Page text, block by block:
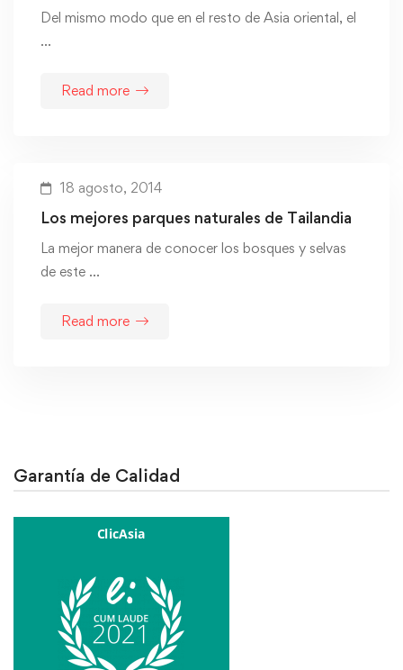
Del mismo modo que en el resto de Asia oriental, el
…
Read more
18 agosto, 2014
Los mejores parques naturales de Tailandia
La mejor manera de conocer los bosques y selvas
de este …
Read more
Garantía de Calidad